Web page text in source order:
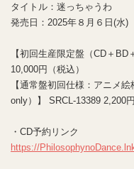
タイトル：迷っちゃうわ
発売日：2025年８月６日(水)
【初回生産限定盤（CD＋
10,000円（税込）
【通常盤初回仕様：アニメ
only）】 SRCL-13389 2,200円
・CD予約リンク
https://